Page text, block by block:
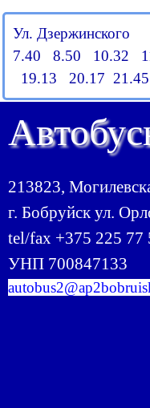
Ул. Дзержинского
7.40 8.50 10.32
19.13 20.17
213823,
г. Бобруйск ул.
tel/fax +375 225 77
УНП 700847133